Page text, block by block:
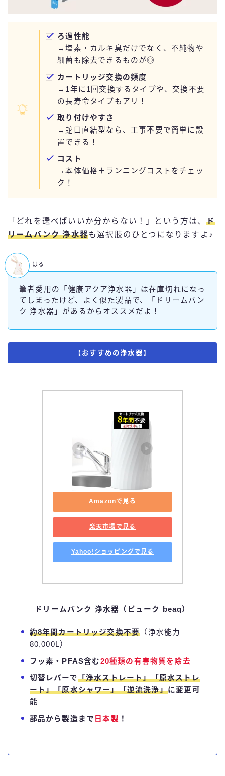
ろ過性能
→塩素・カルキ臭だけでなく、不純物や
細菌も除去できるものが◎
カートリッジ交換の頻度
→1年に1回交換するタイプや、交換不要
の長寿命タイプもアリ！
取り付けやすさ
→蛇口直結型なら、工事不要で簡単に設
置できる！
コスト
→本体価格＋ランニングコストをチェッ
ク！
「どれを選べばいいか分からない！」という方は、 ド
リームバンク 浄水器も選択肢のひとつになりますよ♪
筆者愛用の「健康アクア浄水器」は在庫切れになっ
てしまったけど、よく似た製品で、「ドリームバン
ク 浄水器」があるからオススメだよ！
はる
【おすすめの浄水器】
Amazonで見る
楽天市場で見る
Yahoo!ショッピングで見る
ドリームバンク 浄水器（ビューク beaq）
約8年間カートリッジ交換不要 （浄水能力
80,000L）
フッ素・PFAS含む20種類の有害物質を除去
切替レバーで「浄水ストレート」「原水ストレ
ート」「原水シャワー」「逆流洗浄」に変更可
能
部品から製造まで 日本製 ！